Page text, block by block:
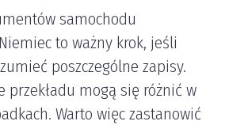
samochodu
to ważny krok, jeśli
poszczególne zapisy.
przekładu mogą się różnić w
Warto więc zastanowić